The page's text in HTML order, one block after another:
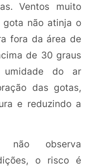
Ventos muito
gota não atinja o
fora da área de
de 30 graus
umidade do ar
das gotas,
e reduzindo a
não observa
o risco é